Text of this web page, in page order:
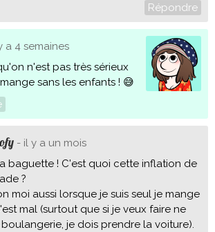
Répondre
a 4 semaines
n'est pas très sérieux
sans les enfants ! 😅
- il y a un mois
baguette ! C'est quoi cette inflation de
?
moi aussi lorsque je suis seul je mange
mal (surtout que si je veux faire ne
je dois prendre la voiture).